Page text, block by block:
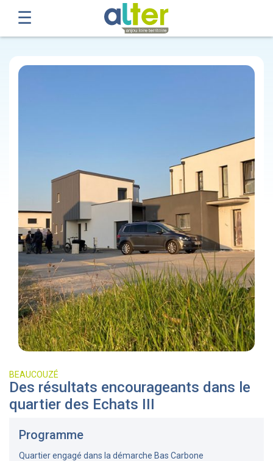
BEAUCOUZÉ
Des résultats encourageants dans le
quartier des Echats III
Programme
Quartier engagé dans la démarche Bas Carbone